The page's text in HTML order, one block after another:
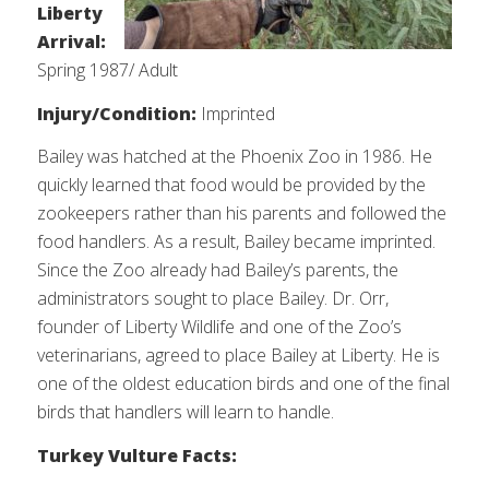
Liberty
Arrival:
Spring 1987/ Adult
Injury/Condition: Imprinted
Bailey was hatched at the Phoenix Zoo in 1986. He
quickly learned that food would be provided by the
zookeepers rather than his parents and followed the
food handlers. As a result, Bailey became imprinted.
Since the Zoo already had Bailey’s parents, the
administrators sought to place Bailey. Dr. Orr,
founder of Liberty Wildlife and one of the Zoo’s
veterinarians, agreed to place Bailey at Liberty. He is
one of the oldest education birds and one of the final
birds that handlers will learn to handle.
Turkey Vulture Facts: